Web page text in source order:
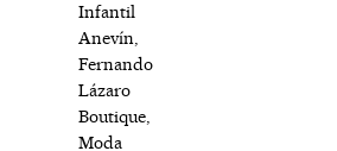
Infantil
Anevín,
Fernando
Lázaro
Boutique,
Moda